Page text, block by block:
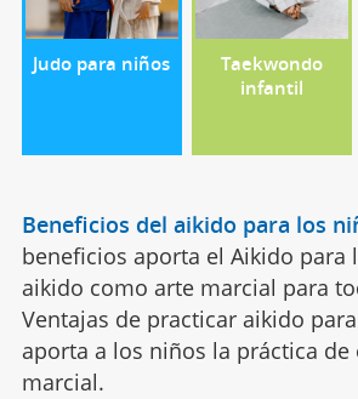
Judo para niños
Taekwondo
infantil
Beneficios del aikido para los
beneficios aporta el Aikido para
aikido como arte marcial para
Ventajas de practicar aikido
aporta a los niños la práctica de
marcial.